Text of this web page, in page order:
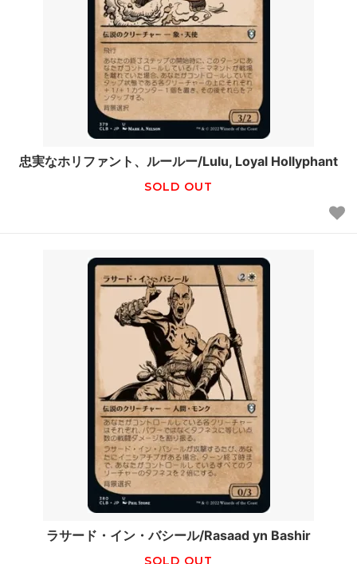
忠実なホリファント、ルールー/Lulu, Loyal Hollyphant
SOLD OUT
ラサード・イン・バシール/Rasaad yn Bashir
SOLD OUT